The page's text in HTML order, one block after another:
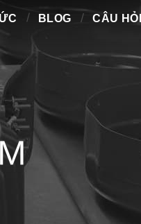
BLOG
CÂU